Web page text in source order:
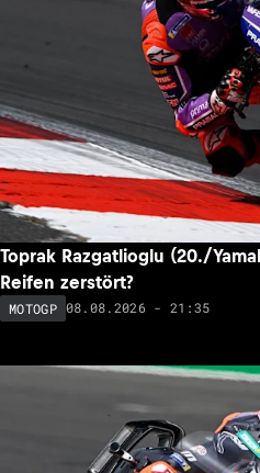
MotoGP-Stars zu Besuch: Jack
Razgatlioglu im Alpine-F1-Werk
MOTOGP 09.08.2026 - 06:00